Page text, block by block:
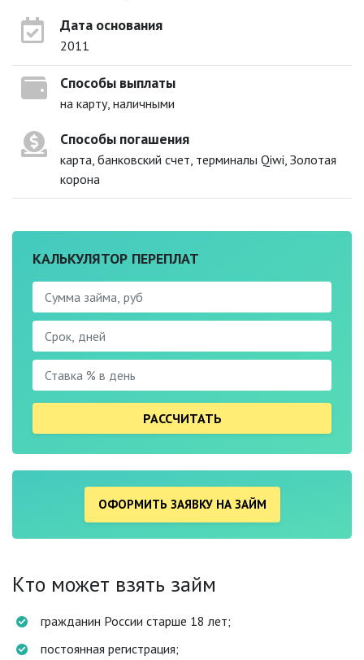
Дата основания
2011
Способы выплаты
на карту, наличными
Способы погашения
карта, банковский счет, терминалы Qiwi, Золотая
корона
КАЛЬКУЛЯТОР ПЕРЕПЛАТ
РАССЧИТАТЬ
ОФОРМИТЬ ЗАЯВКУ НА ЗАЙМ
Кто может взять займ
гражданин России старше 18 лет;
постоянная регистрация;